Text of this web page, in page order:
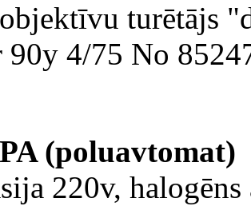
turētājs
90y 4/75 No
(poluavtomat)
220v,